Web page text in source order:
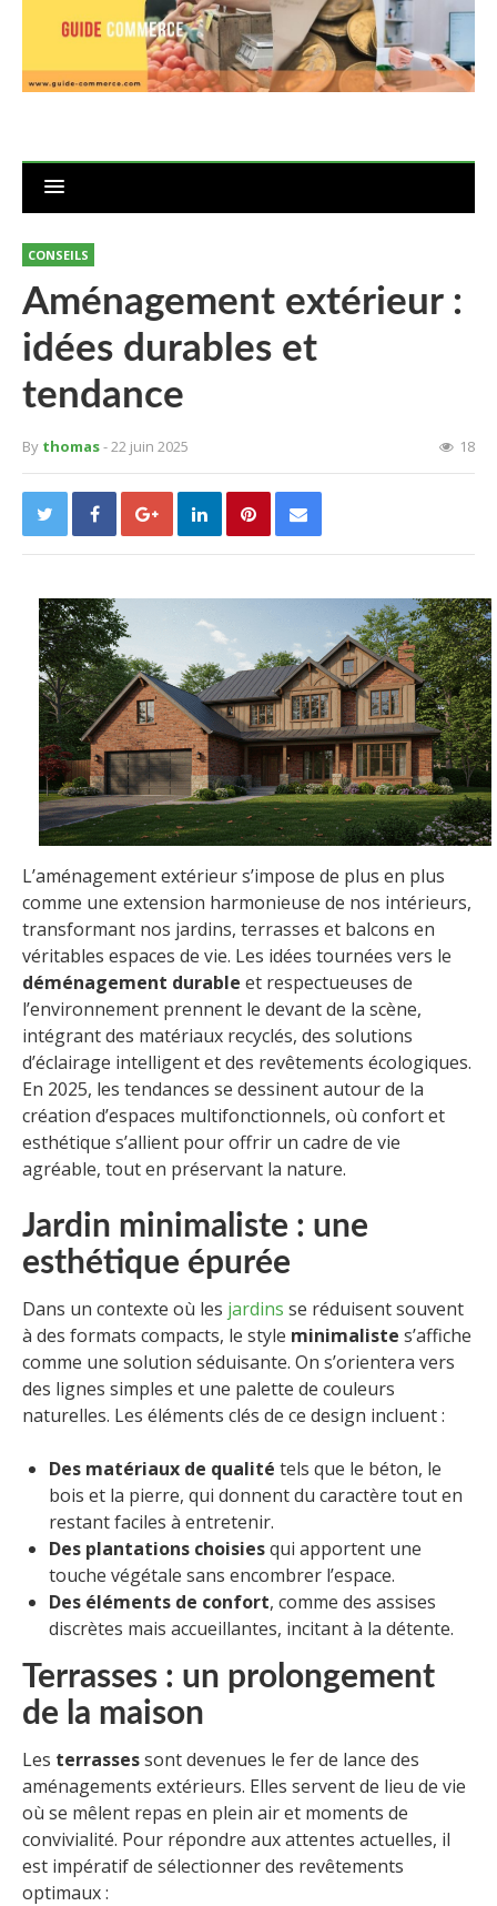
CONSEILS
Aménagement extérieur :
idées durables et
tendance
By thomas- 22 juin 2025 18
L’aménagement extérieur s’impose de plus en plus
comme une extension harmonieuse de nos intérieurs,
transformant nos jardins, terrasses et balcons en
véritables espaces de vie. Les idées tournées vers le
déménagement durable et respectueuses de
l’environnement prennent le devant de la scène,
intégrant des matériaux recyclés, des solutions
d’éclairage intelligent et des revêtements écologiques.
En 2025, les tendances se dessinent autour de la
création d’espaces multifonctionnels, où confort et
esthétique s’allient pour offrir un cadre de vie
agréable, tout en préservant la nature.
Jardin minimaliste : une
esthétique épurée
Dans un contexte où les jardins se réduisent souvent
à des formats compacts, le style minimaliste s’affiche
comme une solution séduisante. On s’orientera vers
des lignes simples et une palette de couleurs
naturelles. Les éléments clés de ce design incluent :
Des matériaux de qualité tels que le béton, le
bois et la pierre, qui donnent du caractère tout en
restant faciles à entretenir.
Des plantations choisiesqui apportent une
touche végétale sans encombrer l’espace.
Des éléments de confort, comme des assises
discrètes mais accueillantes, incitant à la détente.
Terrasses : un prolongement
de la maison
Les terrassessont devenues le fer de lance des
aménagements extérieurs. Elles servent de lieu de vie
où se mêlent repas en plein air et moments de
convivialité. Pour répondre aux attentes actuelles, il
est impératif de sélectionner des revêtements
optimaux :